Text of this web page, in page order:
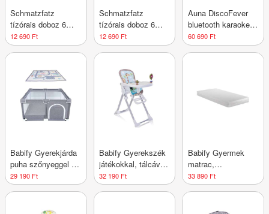
Schmatzfatz
tízórais doboz 6
rekesszel
12 690 Ft
Schmatzfatz
tízórais doboz 6
rekesszel
12 690 Ft
Auna DiscoFever
bluetooth karaoke
rendszer, LED 7''
TFT kijelző, CD,
60 690 Ft
Babify Gyerekjárda
puha szőnyeggel és
csúszásgátló
járókával, beltéri és
is alkalmas,
29 190 Ft
Babify Gyerekszék
játékokkal, tálcával
és állítható
lábtartóval (max.
32 190 Ft
Babify Gyermek
matrac,
viszkoelasztikus,
huzattal, 120 x 60
33 890 Ft